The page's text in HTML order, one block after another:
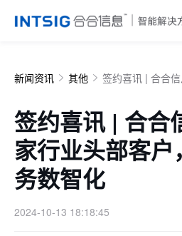
新闻资讯 其他
签约喜讯 | 合合
家行业头部客
务数智化
2024-10-13 18:18:45